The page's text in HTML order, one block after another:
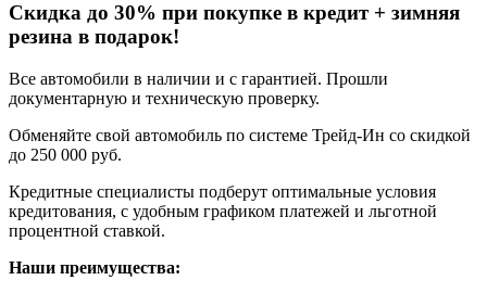
Cкидка до 30% при покупке в кредит + зимняя
резина в подарок!
Все автомобили в наличии и с гарантией. Прошли
документарную и техническую проверку.
Обменяйте свой автомобиль по системе Трейд-Ин со скидкой
до 250 000 руб.
Кредитные специалисты подберут оптимальные условия
кредитования, с удобным графиком платежей и льготной
процентной ставкой.
Наши преимущества: